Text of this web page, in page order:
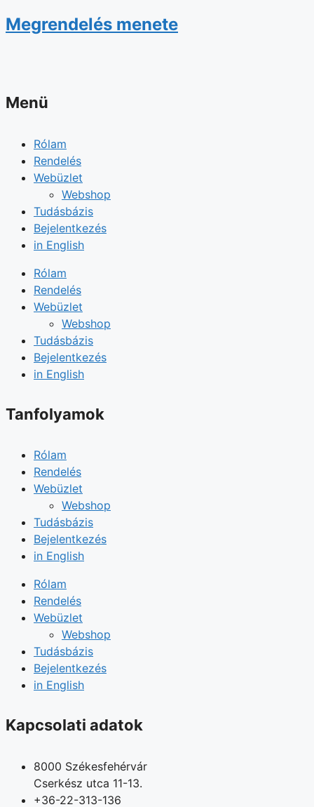
Megrendelés menete
Menü
Rólam
Rendelés
Webüzlet
Webshop
Tudásbázis
Bejelentkezés
in English
Rólam
Rendelés
Webüzlet
Webshop
Tudásbázis
Bejelentkezés
in English
Tanfolyamok
Rólam
Rendelés
Webüzlet
Webshop
Tudásbázis
Bejelentkezés
in English
Rólam
Rendelés
Webüzlet
Webshop
Tudásbázis
Bejelentkezés
in English
Kapcsolati adatok
8000 Székesfehérvár
Cserkész utca 11-13.
+36-22-313-136